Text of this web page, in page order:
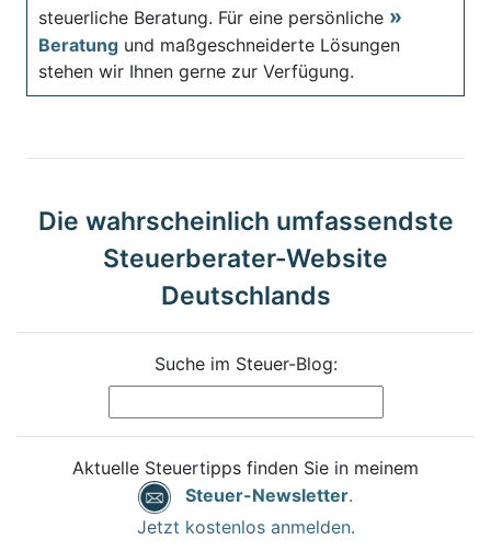
steuerliche Beratung. Für eine persönliche
Beratung und maßgeschneiderte Lösungen
stehen wir Ihnen gerne zur Verfügung.
Die wahrscheinlich umfassendste
Steuerberater-Website
Deutschlands
Suche im Steuer-Blog:
Aktuelle Steuertipps finden Sie in meinem
Steuer-Newsletter.
Jetzt kostenlos anmelden.